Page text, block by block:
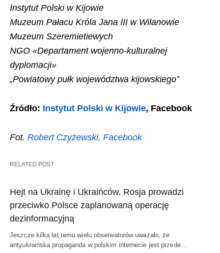
Instytut Polski w Kijowie
Muzeum Pałacu Króla Jana III w Wilanowie
Muzeum Szeremietiewych
NGO «Departament wojenno-kulturalnej
dyplomacji»
„Powiatowy pułk województwa kijowskiego”
Źródło: Instytut Polski w Kijowie, Facebook
Fot. Robert Czyżewski, Facebook
RELATED POST
Hejt na Ukrainę i Ukraińców. Rosja prowadzi
przeciwko Polsce zaplanowaną operację
dezinformacyjną
Jeszcze kilka lat temu wielu obserwatorów uważało, że
antyukraińska propaganda w polskim internecie jest przede…